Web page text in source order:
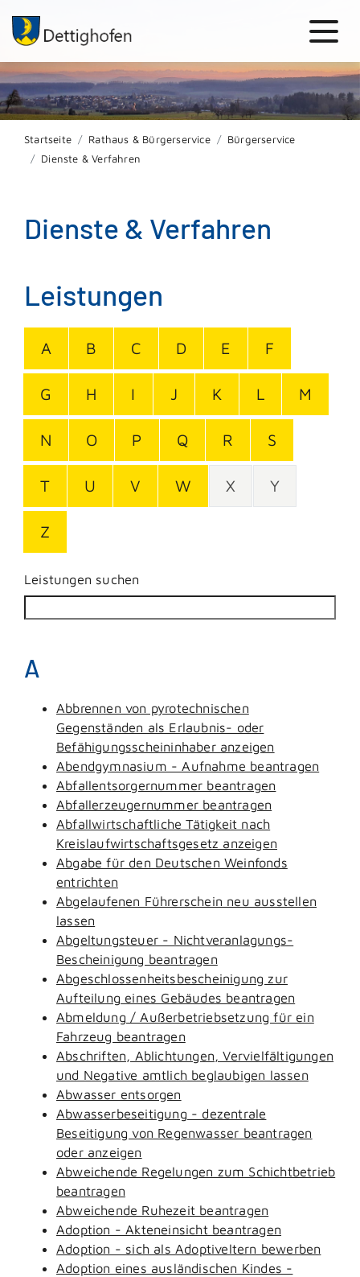
Startseite Rathaus & Bürgerservice
Bürgerservice
Dienste & Verfahren
Dienste & Verfahren
Leistungen
A B C D E F
G H I J K L M
N O P Q R S
T U V W X Y
Z
Leistungen suchen
A
Abbrennen von pyrotechnischen
Gegenständen als Erlaubnis- oder
Befähigungsscheininhaber anzeigen
Abendgymnasium - Aufnahme beantragen
Abfallentsorgernummer beantragen
Abfallerzeugernummer beantragen
Abfallwirtschaftliche Tätigkeit nach
Kreislaufwirtschaftsgesetz anzeigen
Abgabe für den Deutschen Weinfonds
entrichten
Abgelaufenen Führerschein neu ausstellen
lassen
Abgeltungsteuer - Nichtveranlagungs-
Bescheinigung beantragen
Abgeschlossenheitsbescheinigung zur
Aufteilung eines Gebäudes beantragen
Abmeldung / Außerbetriebsetzung für ein
Fahrzeug beantragen
Abschriften, Ablichtungen, Vervielfältigungen
und Negative amtlich beglaubigen lassen
Abwasser entsorgen
Abwasserbeseitigung - dezentrale
Beseitigung von Regenwasser beantragen
oder anzeigen
Abweichende Regelungen zum Schichtbetrieb
beantragen
Abweichende Ruhezeit beantragen
Adoption - Akteneinsicht beantragen
Adoption - sich als Adoptiveltern bewerben
Adoption eines ausländischen Kindes -